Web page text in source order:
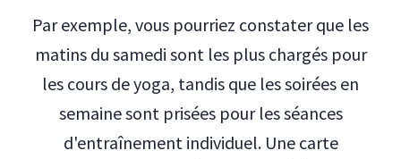
Par exemple, vous pourriez constater que les
matins du samedi sont les plus chargés pour
les cours de yoga, tandis que les soirées en
semaine sont prisées pour les séances
d'entraînement individuel. Une carte